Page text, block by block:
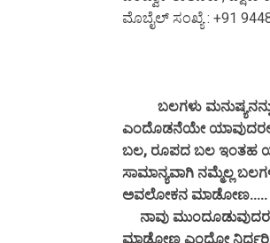
ಮೊಬೈಲ್ ಸಂಖ್ಯೆ : +91
ಬಲಗಳು ಮನುಷ್ಯನನ್ನು
ಎಂದೊಡನೆಯೇ
ಬಲ, ರೂಪದ ಬಲ ಇಂತಹ
ಸಾಮಾನ್ಯವಾಗಿ ನಮ್ಮೆಲ್ಲ
ಅವಲೋಕನ ಮಾಡೋಣ.....
ನಾವು
ಮಾಡೋಣ ಎಂದೋ